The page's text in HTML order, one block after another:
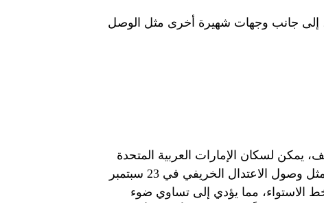
إلى جانب وجهات شهيرة أخرى مثل الوصل
يمكن لسكان الإمارات العربية المتحدة
توقع انخفاض تدريجي في درجات الحرارة. وسيمثل وصول الاعتدال الخريفي في 23 سبتمبر
مما يؤدي إلى تساوي ضوء